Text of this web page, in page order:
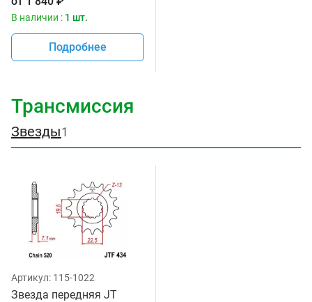
В наличии : 1 шт.
Подробнее
Трансмиссия
Звезды1
Артикул: 115-1022
Звезда передняя JT